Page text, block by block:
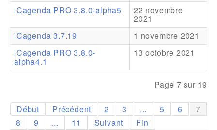
iCagenda PRO 3.8.0-alpha5
22 novembre
2021
iCagenda 3.7.19
1 novembre 2021
iCagenda PRO 3.8.0-
alpha4.1
13 octobre 2021
Page 7 sur 19
Début Précédent 2 3 ... 5 6
7
8
9 ... 11 Suivant Fin